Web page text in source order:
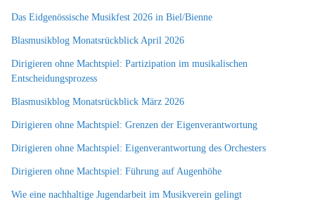
Das Eidgenössische Musikfest 2026 in Biel/Bienne
Blasmusikblog Monatsrückblick April 2026
Dirigieren ohne Machtspiel: Partizipation im musikalischen
Entscheidungsprozess
Blasmusikblog Monatsrückblick März 2026
Dirigieren ohne Machtspiel: Grenzen der Eigenverantwortung
Dirigieren ohne Machtspiel: Eigenverantwortung des Orchesters
Dirigieren ohne Machtspiel: Führung auf Augenhöhe
Wie eine nachhaltige Jugendarbeit im Musikverein gelingt